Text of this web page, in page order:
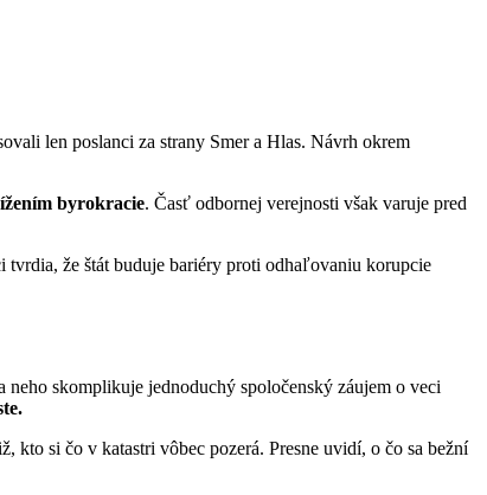
len poslanci za strany Smer a Hlas. Návrh okrem
byrokracie. Časť odbornej verejnosti však varuje pred
že štát buduje bariéry proti odhaľovaniu korupcie
skomplikuje jednoduchý spoločenský záujem o veci
kto si čo v katastri vôbec pozerá. Presne uvidí, o čo sa bežní